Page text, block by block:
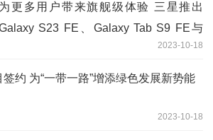
为更多用户带来旗舰级体验 三星推出
S23 FE、Galaxy Tab S9 FE与
2023-10-18
约 为“一带一路”增添绿色发展新势能
2023-10-18